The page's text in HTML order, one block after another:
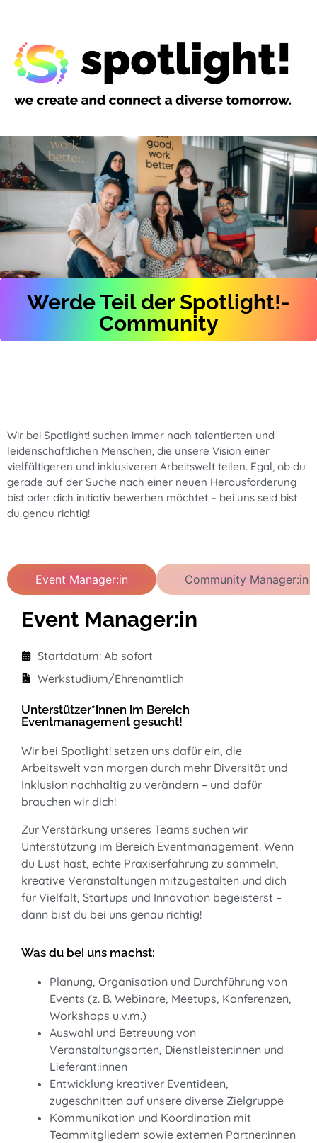
Werde Teil der Spotlight!-
Community
Wir bei Spotlight! suchen immer nach talentierten und
leidenschaftlichen Menschen, die unsere Vision einer
vielfältigeren und inklusiveren Arbeitswelt teilen. Egal, ob du
gerade auf der Suche nach einer neuen Herausforderung
bist oder dich initiativ bewerben möchtet – bei uns seid bist
du genau richtig!
Event Manager:in Community Manager:in
Event Manager:in
Startdatum: Ab sofort
Werkstudium/Ehrenamtlich
Unterstützer*innen im Bereich
Eventmanagement gesucht!
Wir bei Spotlight! setzen uns dafür ein, die
Arbeitswelt von morgen durch mehr Diversität und
Inklusion nachhaltig zu verändern – und dafür
brauchen wir dich!
Zur Verstärkung unseres Teams suchen wir
Unterstützung im Bereich Eventmanagement. Wenn
du Lust hast, echte Praxiserfahrung zu sammeln,
kreative Veranstaltungen mitzugestalten und dich
für Vielfalt, Startups und Innovation begeisterst –
dann bist du bei uns genau richtig!
Was du bei uns machst:
Planung, Organisation und Durchführung von
Events (z. B. Webinare, Meetups, Konferenzen,
Workshops u.v.m.)
Auswahl und Betreuung von
Veranstaltungsorten, Dienstleister:innen und
Lieferant:innen
Entwicklung kreativer Eventideen,
zugeschnitten auf unsere diverse Zielgruppe
Kommunikation und Koordination mit
Teammitgliedern sowie externen Partner:innen